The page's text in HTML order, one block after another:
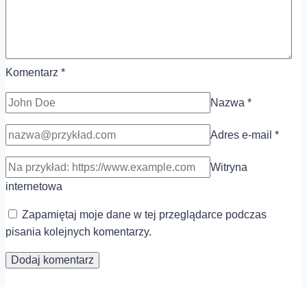
Komentarz *
Nazwa *
Adres e-mail *
Witryna
internetowa
Zapamiętaj moje dane w tej przeglądarce podczas
pisania kolejnych komentarzy.